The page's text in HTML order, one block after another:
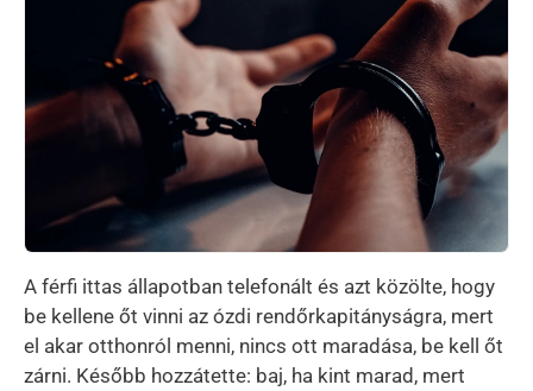
A férfi ittas állapotban telefonált és azt közölte, hogy
be kellene őt vinni az ózdi rendőrkapitányságra, mert
el akar otthonról menni, nincs ott maradása, be kell őt
zárni. Később hozzátette: baj, ha kint marad, mert